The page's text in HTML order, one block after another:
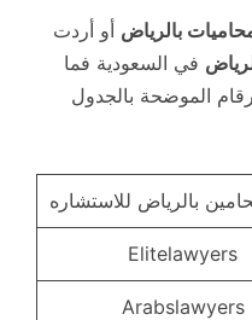
بالرياض أو أردت
في السعودية فما
الموضحة بالجدول
بالرياض للاستشاره
Elitelawyers
Arabslawyers